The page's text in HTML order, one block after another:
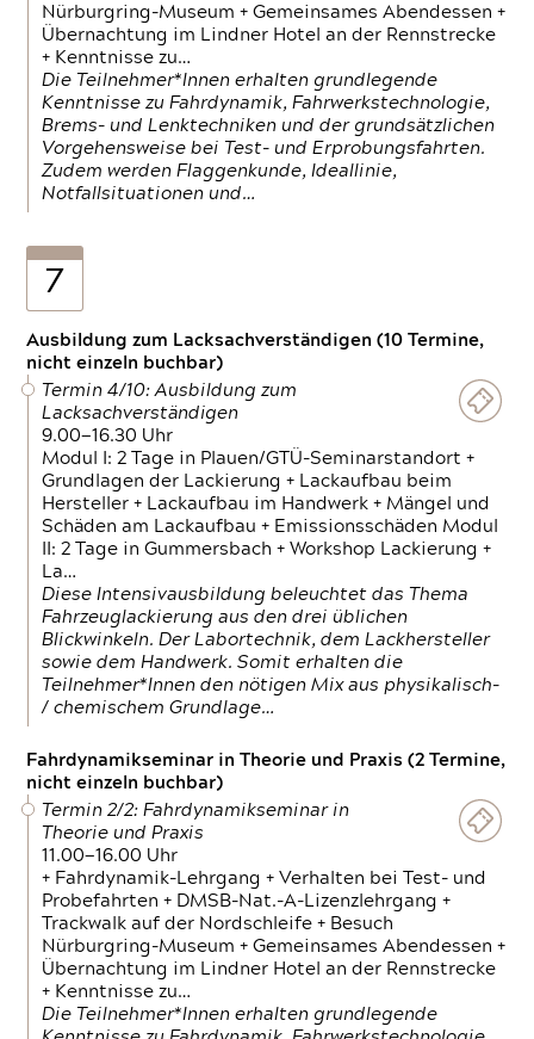
Nürburgring-Museum + Gemeinsames Abendessen +
Übernachtung im Lindner Hotel an der Rennstrecke
+ Kenntnisse zu…
Die Teilnehmer*Innen erhalten grundlegende
Kenntnisse zu Fahrdynamik, Fahrwerkstechnologie,
Brems- und Lenktechniken und der grundsätzlichen
Vorgehensweise bei Test- und Erprobungsfahrten.
Zudem werden Flaggenkunde, Ideallinie,
Notfallsituationen und…
7
Ausbildung zum Lacksachverständigen (10 Termine,
nicht einzeln buchbar)
Termin 4/10: Ausbildung zum
Lacksachverständigen
9.00—16.30 Uhr
Modul I: 2 Tage in Plauen/GTÜ-Seminarstandort +
Grundlagen der Lackierung + Lackaufbau beim
Hersteller + Lackaufbau im Handwerk + Mängel und
Schäden am Lackaufbau + Emissionsschäden Modul
II: 2 Tage in Gummersbach + Workshop Lackierung +
La…
Diese Intensivausbildung beleuchtet das Thema
Fahrzeuglackierung aus den drei üblichen
Blickwinkeln. Der Labortechnik, dem Lackhersteller
sowie dem Handwerk. Somit erhalten die
Teilnehmer*Innen den nötigen Mix aus physikalisch-
/ chemischem Grundlage…
Fahrdynamikseminar in Theorie und Praxis (2 Termine,
nicht einzeln buchbar)
Termin 2/2: Fahrdynamikseminar in
Theorie und Praxis
11.00—16.00 Uhr
+ Fahrdynamik-Lehrgang + Verhalten bei Test- und
Probefahrten + DMSB-Nat.-A-Lizenzlehrgang +
Trackwalk auf der Nordschleife + Besuch
Nürburgring-Museum + Gemeinsames Abendessen +
Übernachtung im Lindner Hotel an der Rennstrecke
+ Kenntnisse zu…
Die Teilnehmer*Innen erhalten grundlegende